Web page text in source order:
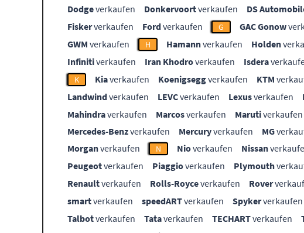
Dodgeverkaufen Donkervoortverkaufen DS
Fiskerverkaufen Fordverkaufen G GAC Gonow
GWM verkaufen H Hamannverkaufen Holden
Infinitiverkaufen Iran Khodroverkaufen Isdera
K Kiaverkaufen Koenigseggverkaufen KTM
Landwindverkaufen LEVCverkaufen Lexusverkaufen
Mahindraverkaufen Marcosverkaufen Marutiverkaufen
Mercedes-Benzverkaufen Mercuryverkaufen MG
Morganverkaufen N Nioverkaufen Nissan
Peugeotverkaufen Piaggioverkaufen Plymouth
Renaultverkaufen Rolls-Royceverkaufen Rover
smartverkaufen speedARTverkaufen Spykerverkaufen
Talbotverkaufen Tataverkaufen TECHARTverkaufen